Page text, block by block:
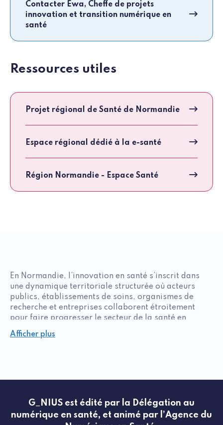
Contacter Ewa, Cheffe de projets
innovation et transition numérique en
santé
Ressources utiles
Projet régional de Santé de Normandie
Espace régional dédié à la e-santé
Région Normandie - Espace Santé
En Normandie, l’innovation en santé s’inscrit dans
une dynamique territoriale structurée où acteurs
publics, établissements de soins, organismes de
recherche et entreprises collaborent étroitement
pour faire progresser le secteur de la santé en
France. La région s’appuie sur une filière santé
organisée, capable de soutenir le développement de
universitaires, les équipes de recherche en santé et
innovantes, notamment en e-santé, en santé
numérique et en innovation en médecine. Cette
organisation contribue à renforcer le positionnement
Afficher plus
G_NIUS est édité par la Délégation au
numérique en santé, et animé par l’Agence du